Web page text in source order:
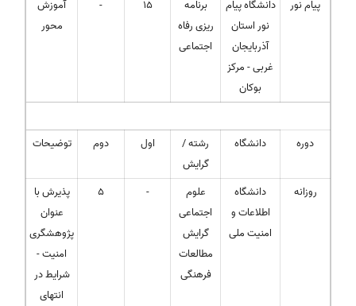
پیام نور
دانشگاه پیام
نور استان
آذربایجان
غربی - مرکز
بوکان
برنامه
ریزی رفاه
اجتماعی
15
-
آموزش
محور
دوره دانشگاه
رشته /
گرایش
اول دوم توضیحات
روزانه
دانشگاه
اطلاعات و
امنیت ملی
علوم
اجتماعی
گرایش
مطالعات
فرهنگی
-
5
پذیرش با
عنوان
پژوهشگری
امنیت -
شرایط در
انتهای